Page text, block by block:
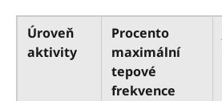
Úroveň
aktivity
Procento
maximální
tepové
frekvence